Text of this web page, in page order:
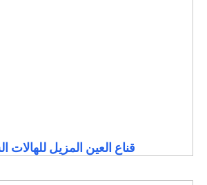
قناع العين المزيل للهالات